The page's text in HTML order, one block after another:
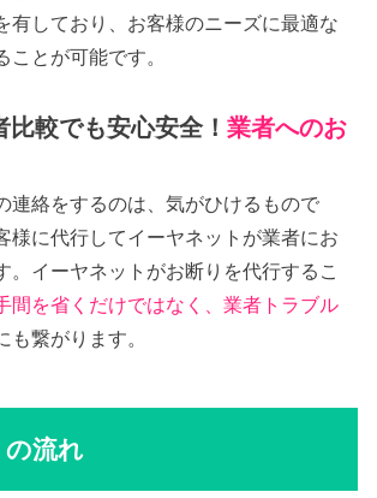
有しており、お客様のニーズに最適な
ことが可能です。
比較でも安心安全！業者へのお
連絡をするのは、気がひけるもので
様に代行してイーヤネットが業者にお
。イーヤネットがお断りを代行するこ
間を省くだけではなく、業者トラブル
も繋がります。
の流れ